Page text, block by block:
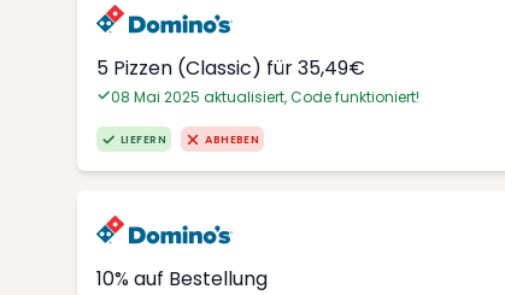
5 Pizzen (Classic) für 35,49€
08 Mai 2025 aktualisiert, Code funktioniert!
LIEFERN ABHEBEN
10% auf Bestellung